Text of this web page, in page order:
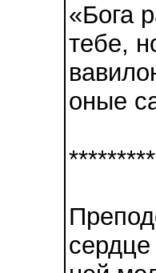
«Бога
тебе,
оные